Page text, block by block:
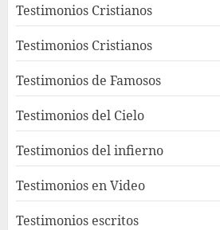
Testimonios Cristianos
Testimonios Cristianos
Testimonios de Famosos
Testimonios del Cielo
Testimonios del infierno
Testimonios en Video
Testimonios escritos